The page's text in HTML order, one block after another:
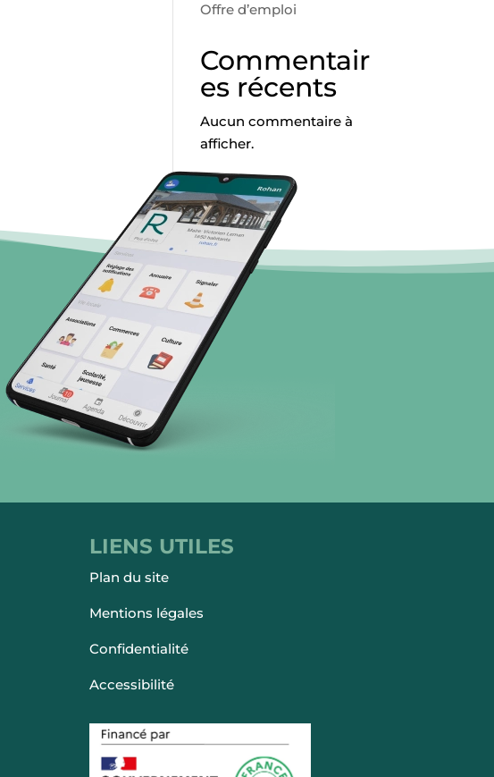
Offre d’emploi
Commentair
es récents
Aucun commentaire à
afficher.
LIENS UTILES
Plan du site
Mentions légales
Confidentialité
Accessibilité